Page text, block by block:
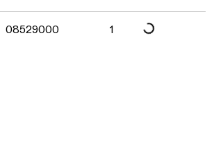
08529000 1